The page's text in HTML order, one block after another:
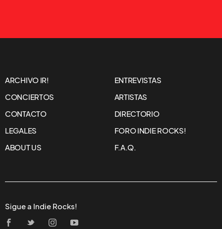
ARCHIVO IR!
ENTREVISTAS
CONCIERTOS
ARTISTAS
CONTACTO
DIRECTORIO
LEGALES
FORO INDIE ROCKS!
ABOUT US
F.A.Q.
Sigue a Indie Rocks!